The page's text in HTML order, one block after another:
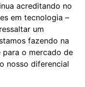
acreditando no
em tecnologia –
um
fazendo na
para o mercado de
nosso diferencial